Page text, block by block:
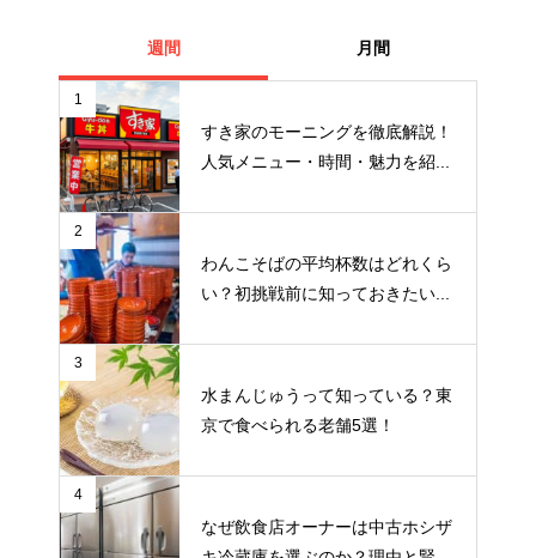
週間 月間
1
すき家のモーニングを徹底解説！
人気メニュー・時間・魅力を紹...
2
わんこそばの平均杯数はどれくら
い？初挑戦前に知っておきたい...
3
水まんじゅうって知っている？東
京で食べられる老舗5選！
4
なぜ飲食店オーナーは中古ホシザ